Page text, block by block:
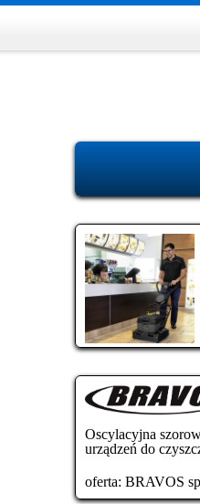
Oscylacyjna
urządzeń do
oferta: BRAVOS